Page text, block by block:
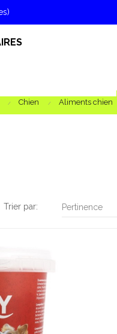
Chien Aliments chien
Trier par: Pertinence